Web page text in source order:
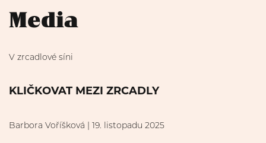
Media
V zrcadlové síni
KLIČKOVAT MEZI ZRCADLY
Barbora Voříšková | 19. listopadu 2025